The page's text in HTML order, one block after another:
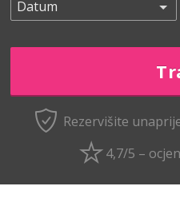
Rezervišite
4,7/5 –